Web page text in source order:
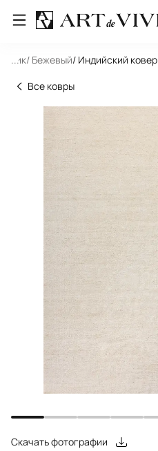
... / Бежевый/ Индийский ковер
Все ковры
Скачать фотографии